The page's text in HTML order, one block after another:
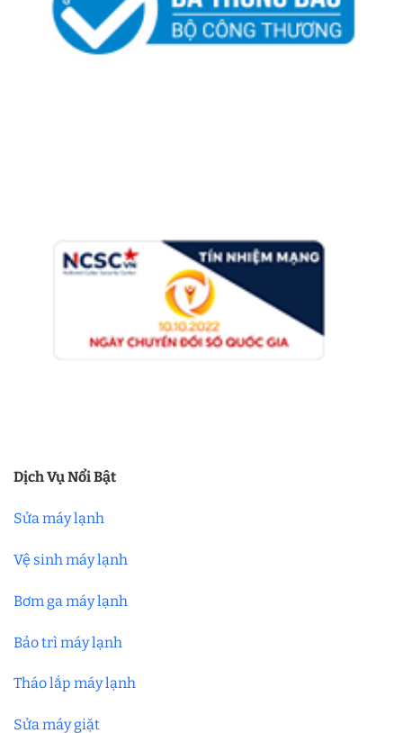
Dịch Vụ Nổi Bật
Sửa máy lạnh
Vệ sinh máy lạnh
Bơm ga máy lạnh
Bảo trì máy lạnh
Tháo lắp máy lạnh
Sửa máy giặt